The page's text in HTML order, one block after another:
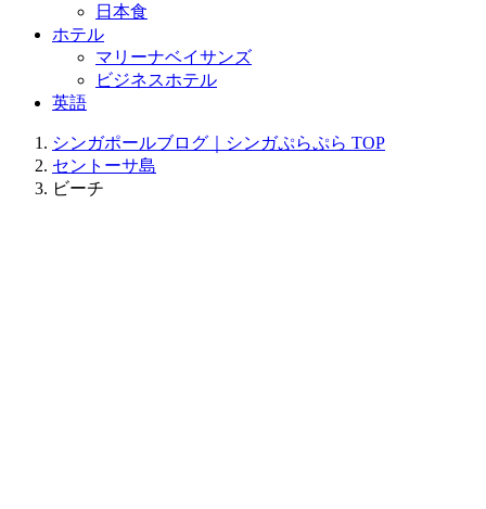
日本食
ホテル
マリーナベイサンズ
ビジネスホテル
英語
シンガポールブログ｜シンガぷらぷら TOP
セントーサ島
ビーチ